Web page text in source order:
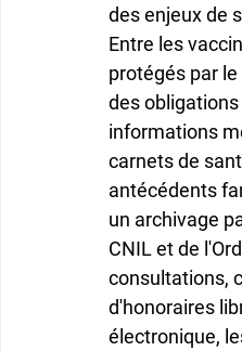
des enjeux de
Entre les
protégés par
des
informations
carnets de
antécédents
un archivage
CNIL et de
consultations,
d'honoraires
électronique,